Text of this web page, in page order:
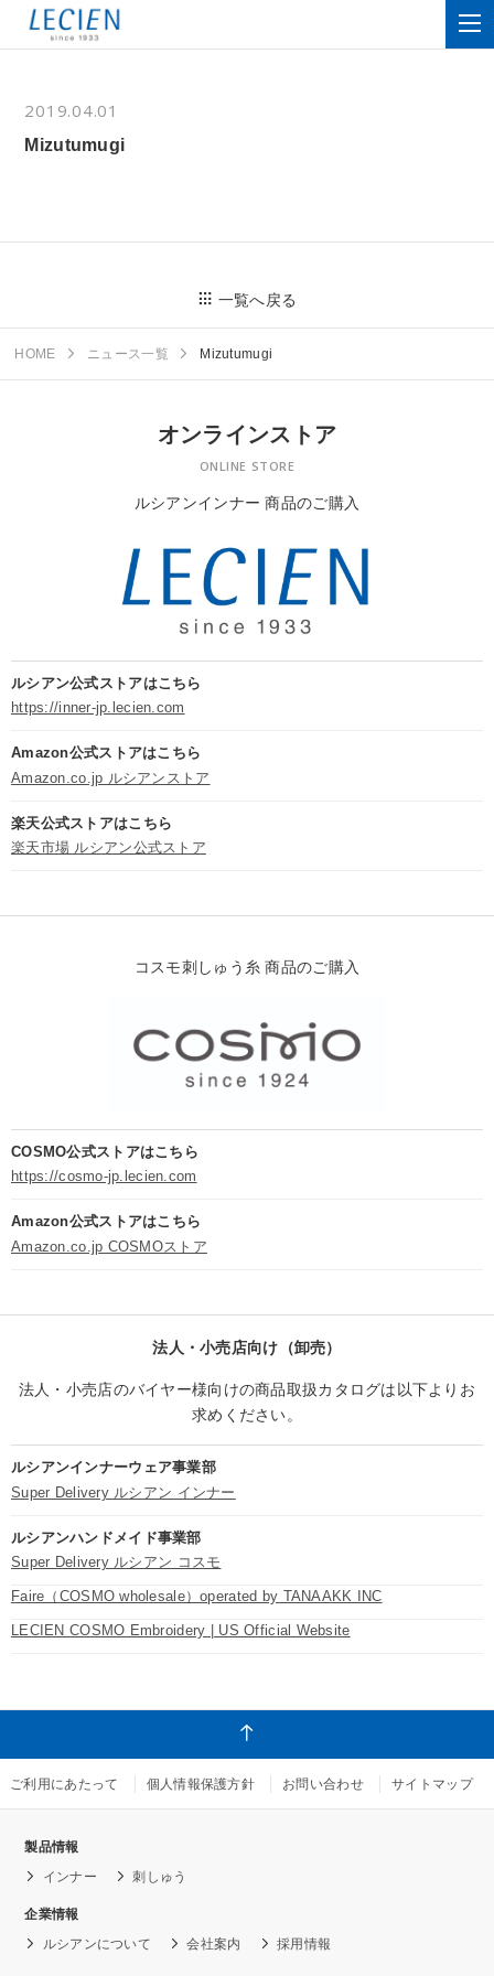
2019.04.01
Mizutumugi
一覧へ戻る
HOME ニュース一覧 Mizutumugi
オンラインストア
ONLINE STORE
ルシアンインナー 商品のご購入
ルシアン公式ストアはこちら
https://inner-jp.lecien.com
Amazon公式ストアはこちら
Amazon.co.jp ルシアンストア
楽天公式ストアはこちら
楽天市場 ルシアン公式ストア
コスモ刺しゅう糸 商品のご購入
COSMO公式ストアはこちら
https://cosmo-jp.lecien.com
Amazon公式ストアはこちら
Amazon.co.jp COSMOストア
法人・小売店向け（卸売）
法人・小売店のバイヤー様向けの商品取扱カタログは以下よりお
求めください。
ルシアンインナーウェア事業部
Super Delivery ルシアン インナー
ルシアンハンドメイド事業部
Super Delivery ルシアン コスモ
Faire（COSMO wholesale）operated by TANAAKK INC
LECIEN COSMO Embroidery | US Official Website
ご利用にあたって 個人情報保護方針 お問い合わせ サイトマップ
製品情報
インナー
刺しゅう
企業情報
ルシアンについて
会社案内 採用情報